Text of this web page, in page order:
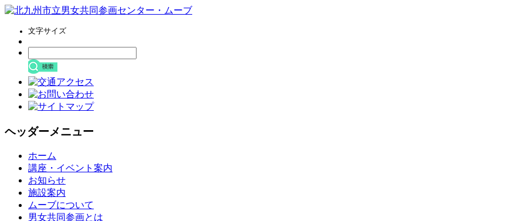
文字サイズ
ヘッダーメニュー
ホーム
講座・イベント案内
お知らせ
施設案内
ムーブについて
男女共同参画とは